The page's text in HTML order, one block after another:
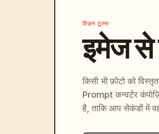
विज़न टूल्स
इमेज से
किसी भी फ़ोटो को
Prompt कन्वर्टर
है, ताकि आप सेकंडों में